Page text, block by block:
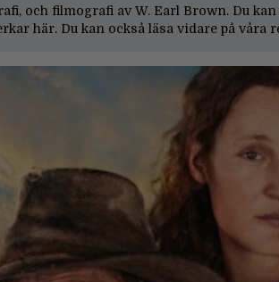
och filmografi av W. Earl Brown. Du
här. Du kan också läsa vidare på våra